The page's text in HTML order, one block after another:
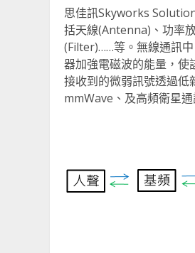
思佳訊Skyworks
括天線(Antenna)、功率
(Filter)……等。無線通訊中
器加強電磁波的能量，使
接收到的微弱訊號透過低
mmWave、及高頻衛星